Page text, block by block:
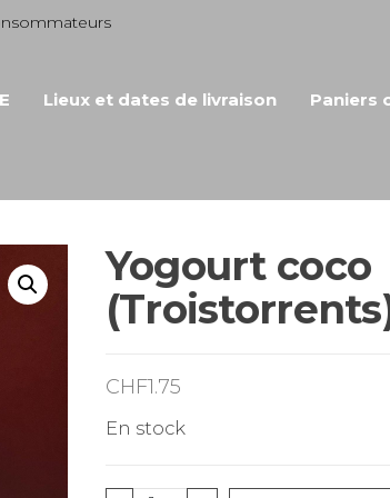
Lieux et dates de livraison Paniers
Yogourt coco
CHF1.75
En stock